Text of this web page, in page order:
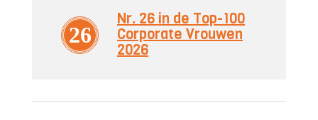
26
Nr. 26 in de Top-100
Corporate Vrouwen
2026